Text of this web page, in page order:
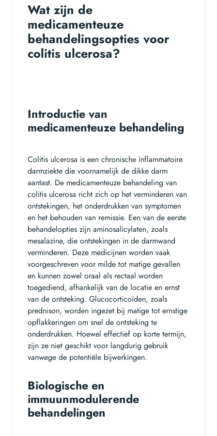
Wat zijn de
medicamenteuze
behandelingsopties voor
colitis ulcerosa?
Introductie van
medicamenteuze behandeling
Colitis ulcerosa is een chronische inflammatoire
darmziekte die voornamelijk de dikke darm
aantast. De medicamenteuze behandeling van
colitis ulcerosa richt zich op het verminderen van
ontstekingen, het onderdrukken van symptomen
en het behouden van remissie. Een van de eerste
behandelopties zijn aminosalicylaten, zoals
mesalazine, die ontstekingen in de darmwand
verminderen. Deze medicijnen worden vaak
voorgeschreven voor milde tot matige gevallen
en kunnen zowel oraal als rectaal worden
toegediend, afhankelijk van de locatie en ernst
van de ontsteking. Glucocorticoïden, zoals
prednison, worden ingezet bij matige tot ernstige
opflakkeringen om snel de ontsteking te
onderdrukken. Hoewel effectief op korte termijn,
zijn ze niet geschikt voor langdurig gebruik
vanwege de potentiële bijwerkingen.
Biologische en
immuunmodulerende
behandelingen